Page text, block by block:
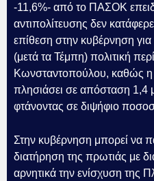
-11,6%- από το ΠΑΣΟΚ
αντιπολίτευσης δεν
επίθεση στην κυβέρνηση
(μετά τα Τέμπη) πολιτική
Κωνσταντοπούλου, καθώς η
πλησιάσει σε απόσταση
φτάνοντας σε διψήφιο
Στην κυβέρνηση μπορεί να
διατήρηση της πρωτιάς με
αρνητικά την ενίσχυση της